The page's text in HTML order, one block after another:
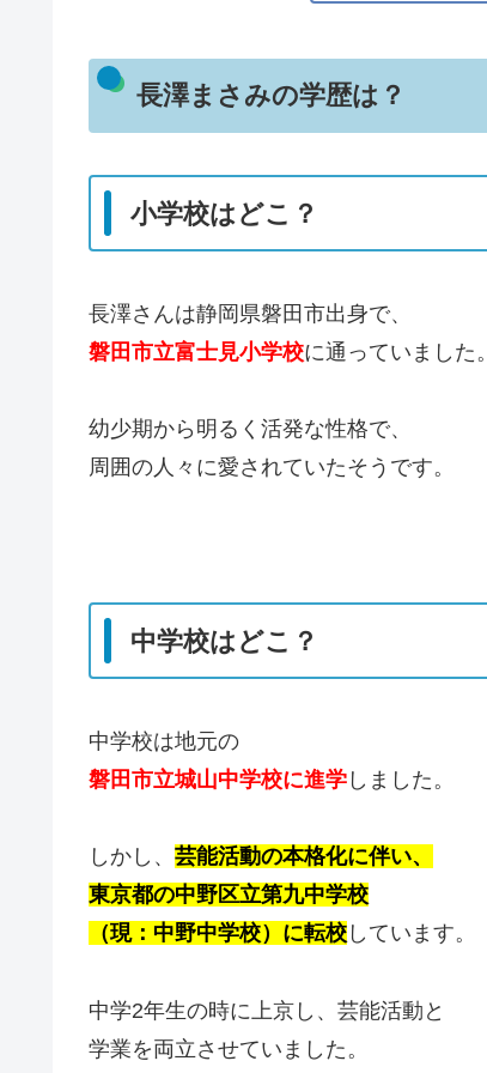
長澤まさみの学歴は？
小学校はどこ？
長澤さんは静岡県磐田市出身で、
磐田市立富士見小学校に通っていました。
幼少期から明るく活発な性格で、
周囲の人々に愛されていたそうです。
中学校はどこ？
中学校は地元の
磐田市立城山中学校に進学 しました。
しかし、 芸能活動の本格化に伴い、
東京都の中野区立第九中学校
（現：中野中学校）に転校 しています。
中学2年生の時に上京し、芸能活動と
学業を両立させていました。